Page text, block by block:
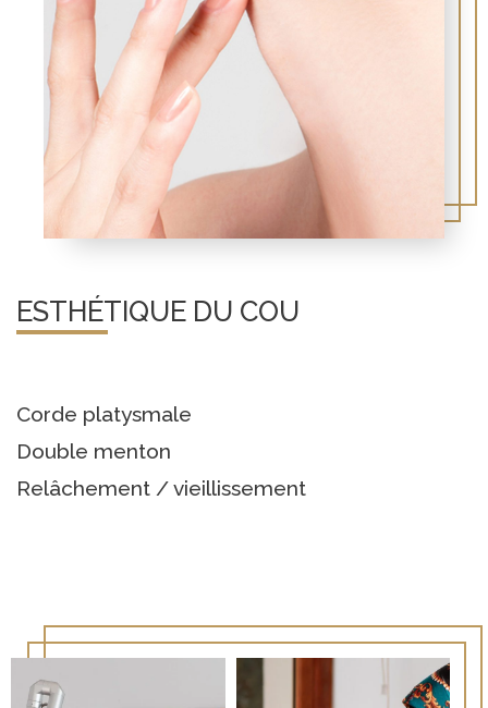
ESTHÉTIQUE DU COU
Corde platysmale
Double menton
Relâchement / vieillissement